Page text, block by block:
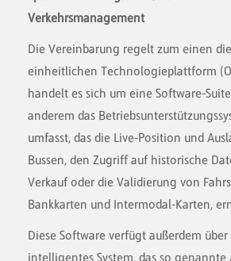
Verkehrsmanagement
Die Vereinbarung regelt zum einen
einheitlichen Technologieplattform
handelt es sich um eine Software-
anderem das
umfasst, das die Live-Position und
Bussen, den Zugriff auf historische
Verkauf oder die Validierung von
Bankkarten und Intermodal-Karten,
Diese Software verfügt außerdem
intelligentes System, das so genannte